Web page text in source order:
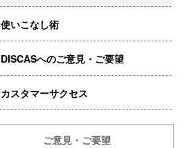
使いこなし術
DISCASへのご意見・ご要望
カスタマーサクセス
ご意見・ご要望